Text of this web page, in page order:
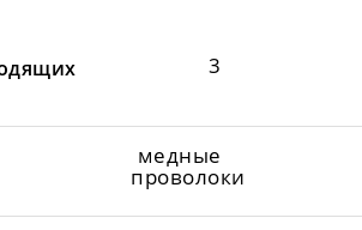
3
медные
проволоки